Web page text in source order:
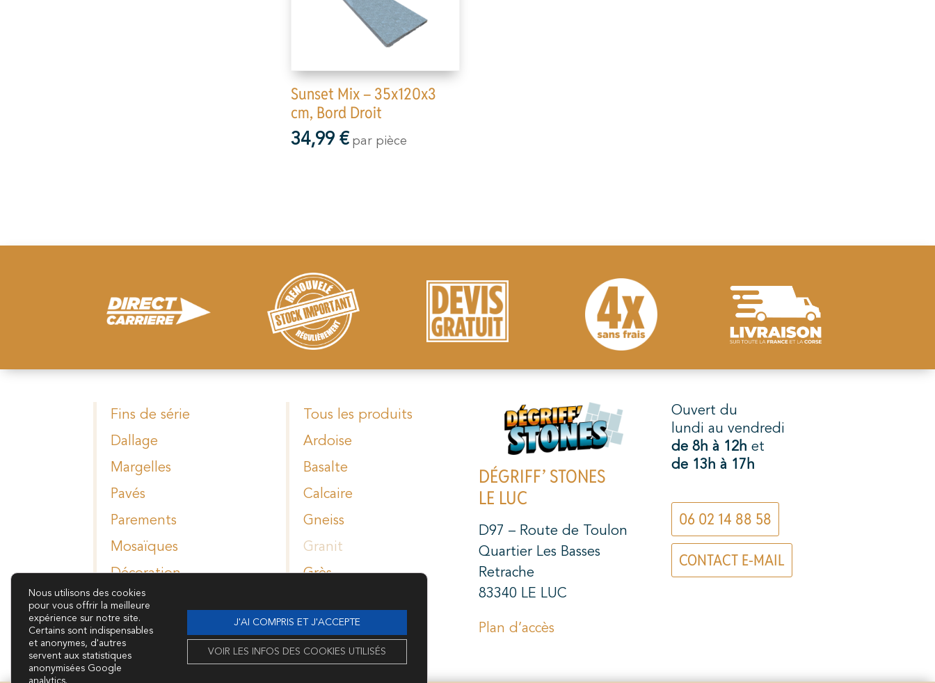
Sunset Mix – 35x120x3
cm, Bord Droit
34,99 € par pièce
Fins de série
Dallage
Margelles
Pavés
Parements
Mosaïques
Décoration
Colles/ Joints/
Traitements
Tous les produits
Ardoise
Basalte
Calcaire
Gneiss
Granit
Grès
Travertin
DÉGRIFF’ STONES
LE LUC
D97 – Route de Toulon
Quartier Les Basses
Retrache
83340 LE LUC
Plan d’accès
Ouvert du
lundi au vendredi
de 8h à 12h et
de 13h à 17h
06 02 14 88 58
CONTACT E-MAIL
Nous utilisons des cookies
pour vous offrir la meilleure
expérience sur notre site.
Certains sont indispensables
et anonymes, d'autres
servent aux statistiques
anonymisées Google
analytics.
J'AI COMPRIS ET J'ACCEPTE
VOIR LES INFOS DES COOKIES UTILISÉS